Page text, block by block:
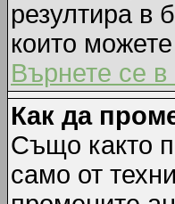
резултира в
които
Върнете се в
Как да
Също както
само от